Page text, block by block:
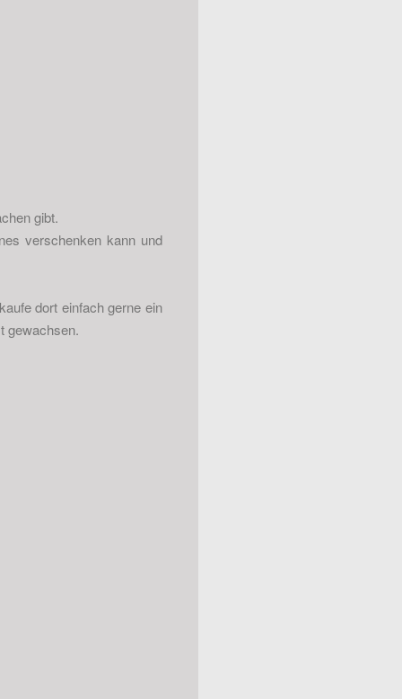
gibt.
verschenken kann und
dort einfach gerne ein
gewachsen.